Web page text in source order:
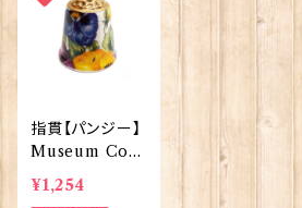
指貫【パンジー】
Museum Coll
ections 90033
-PC2
¥1,254